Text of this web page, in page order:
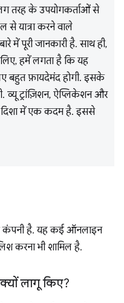
तरह के उपयोगकर्ताओं से
से यात्रा करने वाले
में पूरी जानकारी है. साथ ही,
हमें लगता है कि यह
बहुत फ़ायदेमंद होगी. इसके
व्यू ट्रांज़िशन, ऐप्लिकेशन और
में एक कदम है. इससे
कंपनी है. यह कई ऑनलाइन
करना भी शामिल है.
लागू किए?